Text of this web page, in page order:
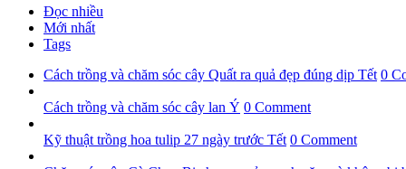
Đọc nhiều
Mới nhất
Tags
Cách trồng và chăm sóc cây Quất ra quả đẹp đúng dịp Tết 0
Cách trồng và chăm sóc cây lan Ý 0 Comment
Kỹ thuật trồng hoa tulip 27 ngày trước Tết 0 Comment